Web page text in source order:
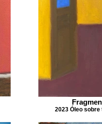
2023 Óleo sobre